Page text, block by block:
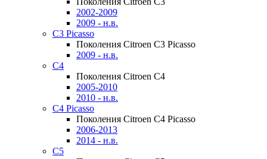
2002-2009
2009 - н.в.
C3 Picasso
Поколения Citroen C3 Picasso
2009 - н.в.
C4
Поколения Citroen C4
2005-2010
2010 - н.в.
C4 Picasso
Поколения Citroen C4 Picasso
2006-2013
2014 - н.в.
C5